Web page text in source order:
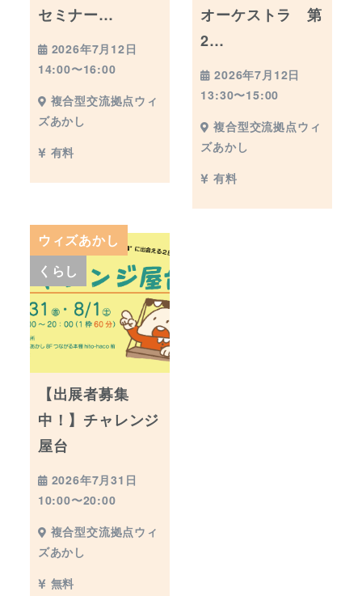
セミナー…
2026年7月12日
14:00〜16:00
複合型交流拠点ウィ
ズあかし
有料
オーケストラ 第
2…
2026年7月12日
13:30〜15:00
複合型交流拠点ウィ
ズあかし
有料
ウィズあかし
くらし
【出展者募集
中！】チャレンジ
屋台
2026年7月31日
10:00〜20:00
複合型交流拠点ウィ
ズあかし
無料